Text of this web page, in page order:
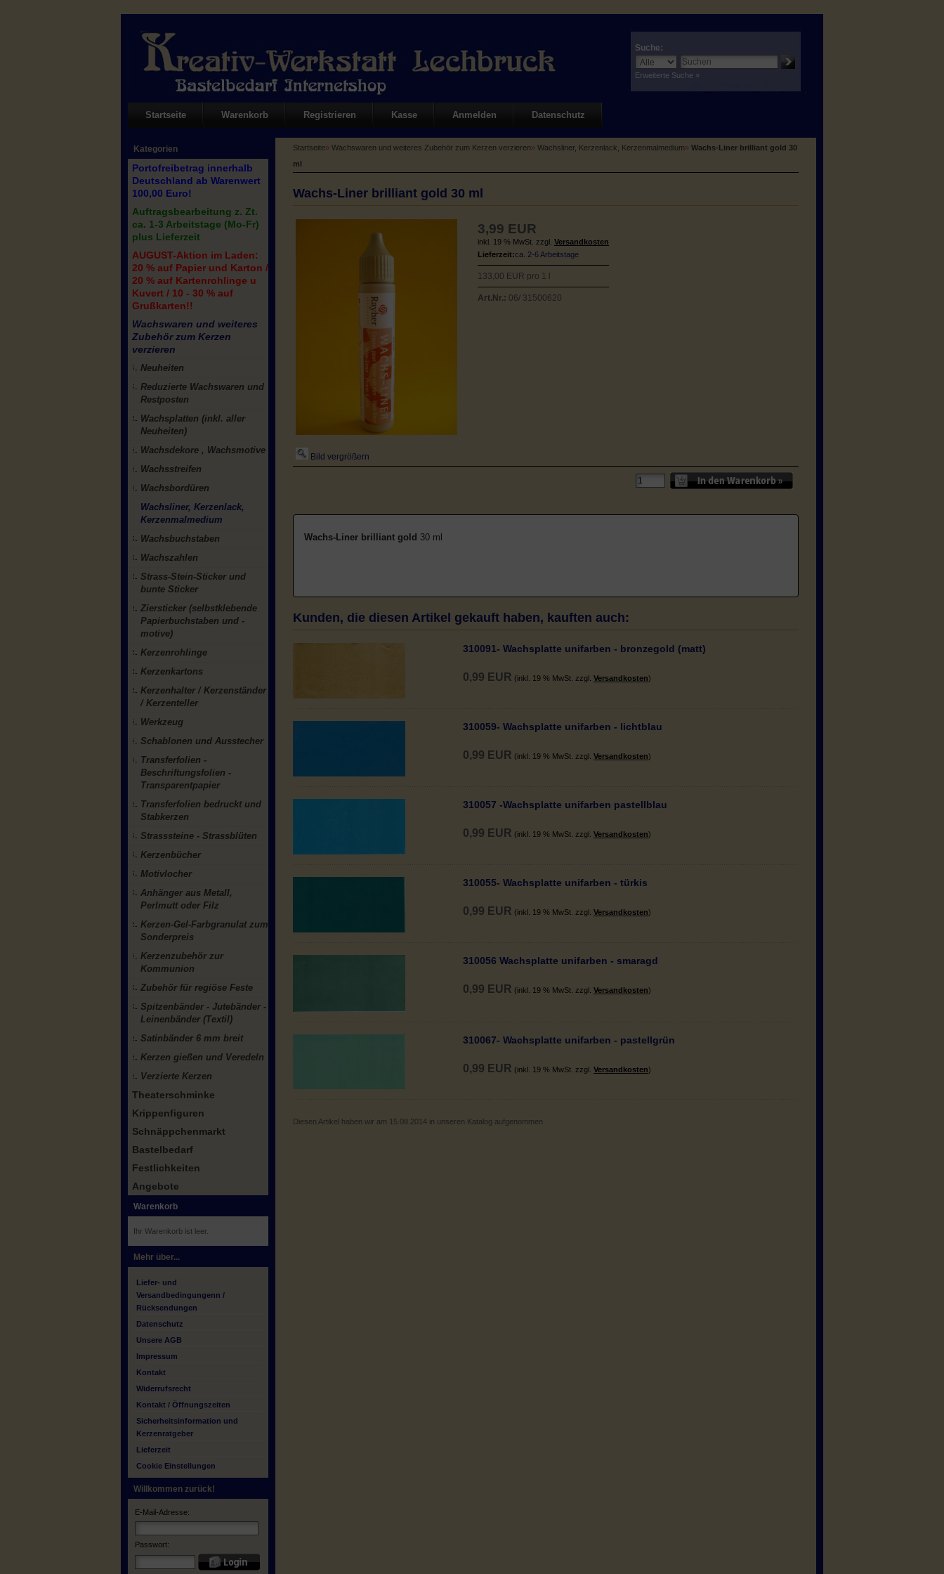
Suche:
Erweiterte Suche »
Startseite Warenkorb Registrieren Kasse Anmelden Datenschutz
Kategorien
Portofreibetrag innerhalb
Deutschland ab Warenwert
100,00 Euro!
Auftragsbearbeitung z. Zt.
ca. 1-3 Arbeitstage (Mo-Fr)
plus Lieferzeit
AUGUST-Aktion im Laden:
20 % auf Papier und Karton /
20 % auf Kartenrohlinge u
Kuvert / 10 - 30 % auf
Grußkarten!!
Wachswaren und weiteres
Zubehör zum Kerzen
verzieren
Neuheiten
Reduzierte Wachswaren und
Restposten
Wachsplatten (inkl. aller
Neuheiten)
Wachsdekore , Wachsmotive
Wachsstreifen
Wachsbordüren
Wachsliner, Kerzenlack,
Kerzenmalmedium
Wachsbuchstaben
Wachszahlen
Strass-Stein-Sticker und
bunte Sticker
Ziersticker (selbstklebende
Papierbuchstaben und -
motive)
Kerzenrohlinge
Kerzenkartons
Kerzenhalter / Kerzenständer
/ Kerzenteller
Werkzeug
Schablonen und Ausstecher
Transferfolien -
Beschriftungsfolien -
Transparentpapier
Transferfolien bedruckt und
Stabkerzen
Strasssteine - Strassblüten
Kerzenbücher
Motivlocher
Anhänger aus Metall,
Perlmutt oder Filz
Kerzen-Gel-Farbgranulat zum
Sonderpreis
Kerzenzubehör zur
Kommunion
Zubehör für regiöse Feste
Spitzenbänder - Jutebänder -
Leinenbänder (Textil)
Satinbänder 6 mm breit
Kerzen gießen und Veredeln
Verzierte Kerzen
Theaterschminke
Krippenfiguren
Schnäppchenmarkt
Bastelbedarf
Festlichkeiten
Angebote
Warenkorb
Ihr Warenkorb ist leer.
Mehr über...
Liefer- und
Versandbedingungenn /
Rücksendungen
Datenschutz
Unsere AGB
Impressum
Kontakt
Widerrufsrecht
Kontakt / Öffnungszeiten
Sicherheitsinformation und
Kerzenratgeber
Lieferzeit
Cookie Einstellungen
Willkommen zurück!
E-Mail-Adresse:
Passwort:
Startseite» Wachswaren und weiteres Zubehör zum Kerzen verzieren» Wachsliner, Kerzenlack, Kerzenmalmedium» Wachs-Liner brilliant gold 30
ml
Wachs-Liner brilliant gold 30 ml
Bild vergrößern
3,99 EUR
inkl. 19 % MwSt. zzgl. Versandkosten
Lieferzeit:ca. 2-6 Arbeitstage
133,00 EUR pro 1 l
Art.Nr.: 06/ 31500620
Wachs-Liner brilliant gold 30 ml
Kunden, die diesen Artikel gekauft haben, kauften auch:
310091- Wachsplatte unifarben - bronzegold (matt)
0,99 EUR (inkl. 19 % MwSt. zzgl. Versandkosten)
310059- Wachsplatte unifarben - lichtblau
0,99 EUR (inkl. 19 % MwSt. zzgl. Versandkosten)
310057 -Wachsplatte unifarben pastellblau
0,99 EUR (inkl. 19 % MwSt. zzgl. Versandkosten)
310055- Wachsplatte unifarben - türkis
0,99 EUR (inkl. 19 % MwSt. zzgl. Versandkosten)
310056 Wachsplatte unifarben - smaragd
0,99 EUR (inkl. 19 % MwSt. zzgl. Versandkosten)
310067- Wachsplatte unifarben - pastellgrün
0,99 EUR (inkl. 19 % MwSt. zzgl. Versandkosten)
Diesen Artikel haben wir am 15.08.2014 in unseren Katalog aufgenommen.